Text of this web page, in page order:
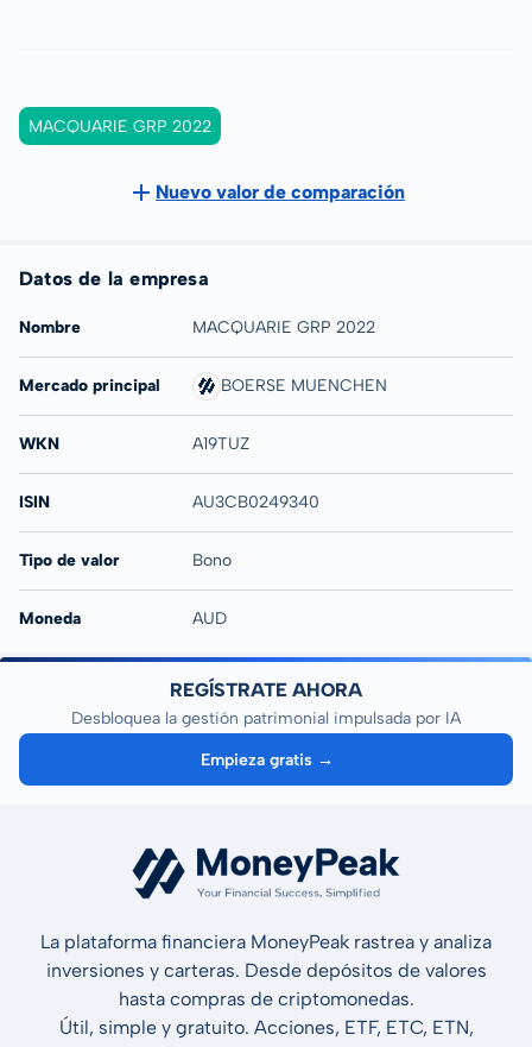
MACQUARIE GRP 2022
Nuevo valor de comparación
Datos de la empresa
Nombre MACQUARIE GRP 2022
Mercado principal BOERSE MUENCHEN
WKN A19TUZ
ISIN AU3CB0249340
Tipo de valor Bono
Moneda AUD
REGÍSTRATE AHORA
Desbloquea la gestión patrimonial impulsada por IA
Empieza gratis →
La plataforma financiera MoneyPeak rastrea y analiza
inversiones y carteras. Desde depósitos de valores
hasta compras de criptomonedas.
Útil, simple y gratuito. Acciones, ETF, ETC, ETN,